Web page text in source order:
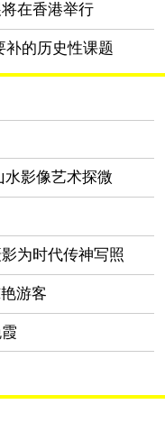
在香港举行
补的历史性课题
影像艺术探微
为时代传神写照
游客